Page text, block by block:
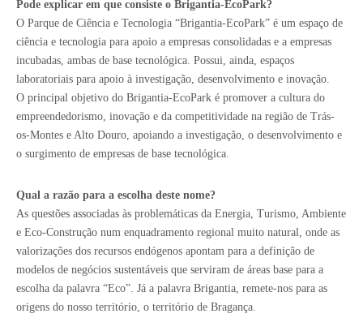
Pode explicar em que consiste o Brigantia-EcoPark?
O Parque de Ciência e Tecnologia “Brigantia-EcoPark” é um espaço de
ciência e tecnologia para apoio a empresas consolidadas e a empresas
incubadas, ambas de base tecnológica. Possui, ainda, espaços
laboratoriais para apoio à investigação, desenvolvimento e inovação.
O principal objetivo do Brigantia-EcoPark é promover a cultura do
empreendedorismo, inovação e da competitividade na região de Trás-
os-Montes e Alto Douro, apoiando a investigação, o desenvolvimento e
o surgimento de empresas de base tecnológica.
Qual a razão para a escolha deste nome?
As questões associadas às problemáticas da Energia, Turismo, Ambiente
e Eco-Construção num enquadramento regional muito natural, onde as
valorizações dos recursos endógenos apontam para a definição de
modelos de negócios sustentáveis que serviram de áreas base para a
escolha da palavra “Eco”. Já a palavra Brigantia, remete-nos para as
origens do nosso território, o território de Bragança.